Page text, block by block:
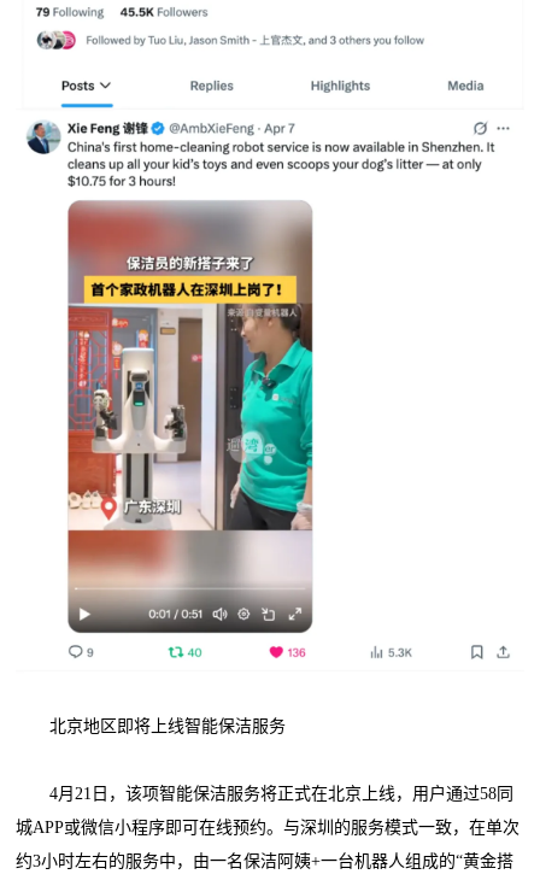
北京地区即将上线智能保洁服务
4月21日，该项智能保洁服务将正式在北京上线，用户通过58同
城APP或微信小程序即可在线预约。与深圳的服务模式一致，在单次
约3小时左右的服务中，由一名保洁阿姨+一台机器人组成的“黄金搭